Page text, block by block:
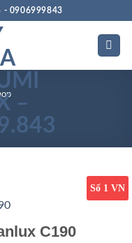
- 0906999843
Số 1 VN
C190